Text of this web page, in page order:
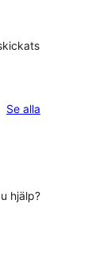
Se alla
hjälp?